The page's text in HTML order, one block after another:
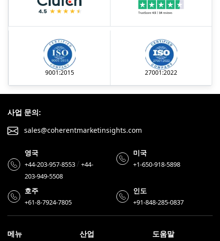
9001:2015 27001:2022
사업 문의:
sales@coherentmarketinsights.com
영국
+44-203-957-8553/+44-
203-949-5508
미국
+1-650-918-5898
호주
+61-8-7924-7805
인도
+91-848-285-0837
메뉴 산업 도움말